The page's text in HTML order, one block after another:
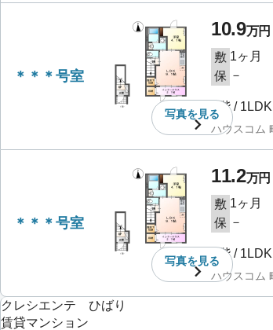
＊＊＊号室
写真を見る
10.9万円
敷 1ヶ月
保 －
2階 /
ハウスコム
＊＊＊号室
写真を見る
11.2万円
敷 1ヶ月
保 －
2階 /
ハウスコム
クレシエンテ ひばり
賃貸マンション